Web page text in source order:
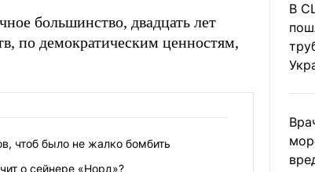
большинство, двадцать лет
по демократическим ценностям,
чтоб было не жалко бомбить
о сейнере «Норд»?
В